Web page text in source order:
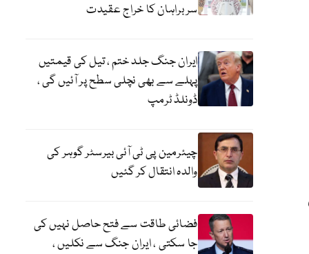
سربراہان کا خراج عقیدت
ایران جنگ جلد ختم ، تیل کی قیمتیں
پہلے سے بھی نچلی سطح پر آئیں گی ،
ڈونلڈ ٹرمپ
چیئرمین پی ٹی آئی بیرسٹر گوہر کی
والدہ انتقال کر گئیں
فضائی طاقت سے فتح حاصل نہیں کی
جا سکتی ، ایران جنگ سے نکلیں ،